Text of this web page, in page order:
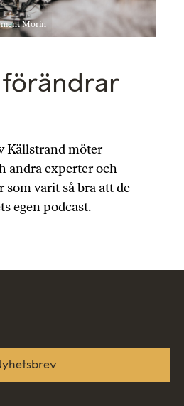
Morin
förändrar
Källstrand möter
andra experter och
varit så bra att de
egen podcast.